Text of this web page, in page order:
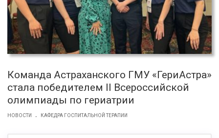
Команда Астраханского ГМУ «ГериАстра»
стала победителем II Всероссийской
олимпиады по гериатрии
НОВОСТИ . КАФЕДРА ГОСПИТАЛЬНОЙ ТЕРАПИИ